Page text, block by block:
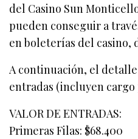
del Casino Sun
pueden conseguir a
en boleterías del casino,
A continuación, el
entradas (incluyen cargo
VALOR DE ENTRADAS:
Primeras Filas: $68.400